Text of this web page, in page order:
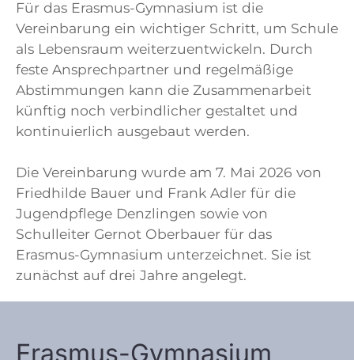
Für das Erasmus-Gymnasium ist die
Vereinbarung ein wichtiger Schritt, um Schule
als Lebensraum weiterzuentwickeln. Durch
feste Ansprechpartner und regelmäßige
Abstimmungen kann die Zusammenarbeit
künftig noch verbindlicher gestaltet und
kontinuierlich ausgebaut werden.
Die Vereinbarung wurde am 7. Mai 2026 von
Friedhilde Bauer und Frank Adler für die
Jugendpflege Denzlingen sowie von
Schulleiter Gernot Oberbauer für das
Erasmus-Gymnasium unterzeichnet. Sie ist
zunächst auf drei Jahre angelegt.
Erasmus-Gymnasium